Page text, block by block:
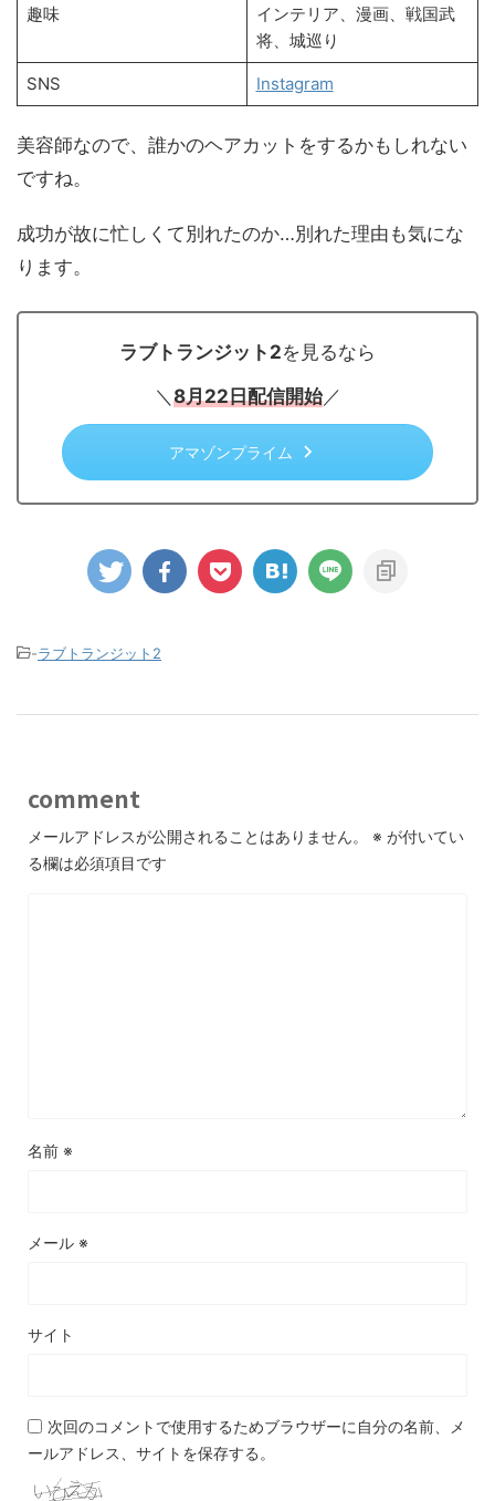
趣味
インテリア、漫画、戦国武
将、城巡り
SNS Instagram
美容師なので、誰かのヘアカットをするかもしれない
ですね。
成功が故に忙しくて別れたのか…別れた理由も気にな
ります。
ラブトランジット2を見るなら
＼ 8月22日配信開始／
アマゾンプライム
-ラブトランジット2
comment
メールアドレスが公開されることはありません。 ※ が付いてい
る欄は必須項目です
名前 ※
メール ※
サイト
次回のコメントで使用するためブラウザーに自分の名前、メ
ールアドレス、サイトを保存する。